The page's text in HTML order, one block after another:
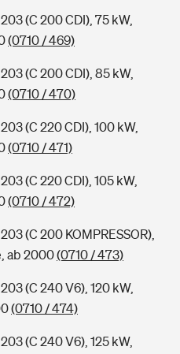
(C 200 CDI), 75 kW,
(0710 / 469)
(C 200 CDI), 85 kW,
(0710 / 470)
(C 220 CDI), 100 kW,
(0710 / 471)
(C 220 CDI), 105 kW,
(0710 / 472)
(C 200 KOMPRESSOR),
ab 2000(0710 / 473)
(C 240 V6), 120 kW,
(0710 / 474)
(C 240 V6), 125 kW,